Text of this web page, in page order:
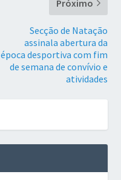
Próximo
Secção de Natação
assinala abertura da
época desportiva com fim
de semana de convívio e
atividades